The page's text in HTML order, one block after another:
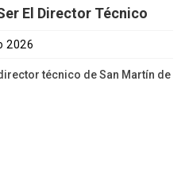
El Director Técnico
2026
técnico de San Martín de